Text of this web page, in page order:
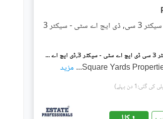
- سیکٹر 3
ڈی ایچ اے سٹی - سیکٹر 3 سی ڈی ایچ اے سٹی - سیکٹر 3,ڈی ایچ اے سٹی کراچی,کراچی میں 8 مرلہ رہائشی پلاٹ 80.0 لاکھ میں برائے فروخت۔
... مزید
کی گئی:1 دن پہلے)